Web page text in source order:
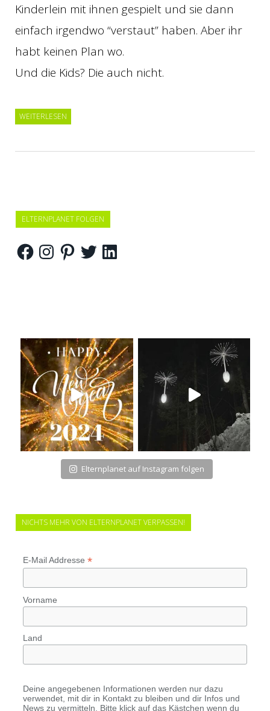
Kinderlein mit ihnen gespielt und sie dann
einfach irgendwo “verstaut” haben. Aber ihr
habt keinen Plan wo.
Und die Kids? Die auch nicht.
WEITERLESEN
ELTERNPLANET FOLGEN
FacebookInstagramPinterestTwitterLinkedIn
Elternplanet auf Instagram folgen
NICHTS MEHR VON ELTERNPLANET VERPASSEN!
E-Mail Addresse *
Vorname
Land
Deine angegebenen Informationen werden nur dazu
verwendet, mit dir in Kontakt zu bleiben und dir Infos und
News zu vermitteln. Bitte klick auf das Kästchen wenn du